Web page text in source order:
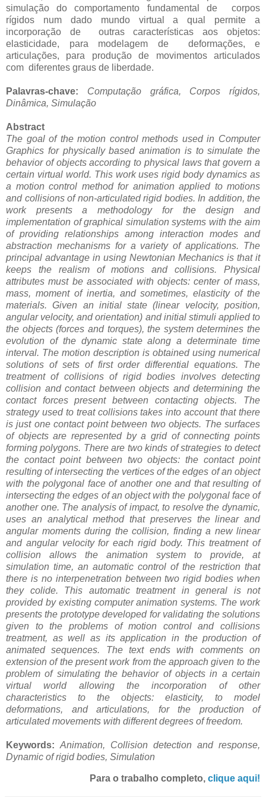
simulação do comportamento fundamental de corpos
rígidos num dado mundo virtual a qual permite a
incorporação de outras características aos objetos:
elasticidade, para modelagem de deformações, e
articulações, para produção de movimentos articulados
com diferentes graus de liberdade.
Palavras-chave:
Computação gráfica, Corpos rígidos,
Dinâmica, Simulação
Abstract
The goal of the motion control methods used in Computer
Graphics for physically based animation is to simulate the
behavior of objects according to physical laws that govern a
certain virtual world. This work uses rigid body dynamics as
a motion control method for animation applied to motions
and collisions of non-articulated rigid bodies. In addition, the
work presents a methodology for the design and
implementation of graphical simulation systems with the aim
of providing relationships among interaction modes and
abstraction mechanisms for a variety of applications. The
principal advantage in using Newtonian Mechanics is that it
keeps the realism of motions and collisions. Physical
attributes must be associated with objects: center of mass,
mass, moment of inertia, and sometimes, elasticity of the
materials. Given an initial state (linear velocity, position,
angular velocity, and orientation) and initial stimuli applied to
the objects (forces and torques), the system determines the
evolution of the dynamic state along a determinate time
interval. The motion description is obtained using numerical
solutions of sets of first order differential equations. The
treatment of collisions of rigid bodies involves detecting
collision and contact between objects and determining the
contact forces present between contacting objects. The
strategy used to treat collisions takes into account that there
is just one contact point between two objects. The surfaces
of objects are represented by a grid of connecting points
forming polygons. There are two kinds of strategies to detect
the contact point between two objects: the contact point
resulting of intersecting the vertices of the edges of an object
with the polygonal face of another one and that resulting of
intersecting the edges of an object with the polygonal face of
another one. The analysis of impact, to resolve the dynamic,
uses an analytical method that preserves the linear and
angular moments during the collision, finding a new linear
and angular velocity for each rigid body. This treatment of
collision allows the animation system to provide, at
simulation time, an automatic control of the restriction that
there is no interpenetration between two rigid bodies when
they colide. This automatic treatment in general is not
provided by existing computer animation systems. The work
presents the prototype developed for validating the solutions
given to the problems of motion control and collisions
treatment, as well as its application in the production of
animated sequences. The text ends with comments on
extension of the present work from the approach given to the
problem of simulating the behavior of objects in a certain
virtual world allowing the incorporation of other
characteristics to the objects: elasticity, to model
deformations, and articulations, for the production of
articulated movements with different degrees of freedom.
Keywords: Animation, Collision detection and response,
Dynamic of rigid bodies, Simulation
Para o trabalho completo, clique aqui!